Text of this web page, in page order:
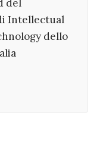
del
Intellectual
dello